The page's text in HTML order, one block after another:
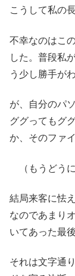
こうして私の
不幸なのはこ
した。普段私
う少し勝手が
が、自分のパ
ググってもグ
か、そのファ
（もうどうに
結局来客に怯
なのであまり
いてあった最
それは文字通